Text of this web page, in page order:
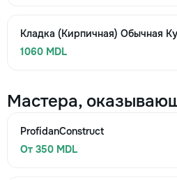
Кладка (Кирпичная) Обычная
1060 MDL
Мастера,
ProfidanConstruct
От 350 MDL